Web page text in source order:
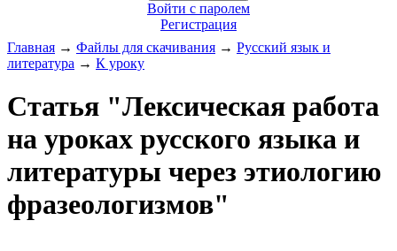
Войти с паролем
Регистрация
Главная → Файлы для скачивания → Русский язык и
литература → К уроку
Статья "Лексическая работа
на уроках русского языка и
литературы через этиологию
фразеологизмов"